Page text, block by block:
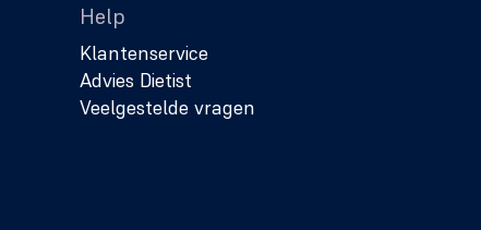
Help
Klantenservice
Advies Dietist
Veelgestelde vragen